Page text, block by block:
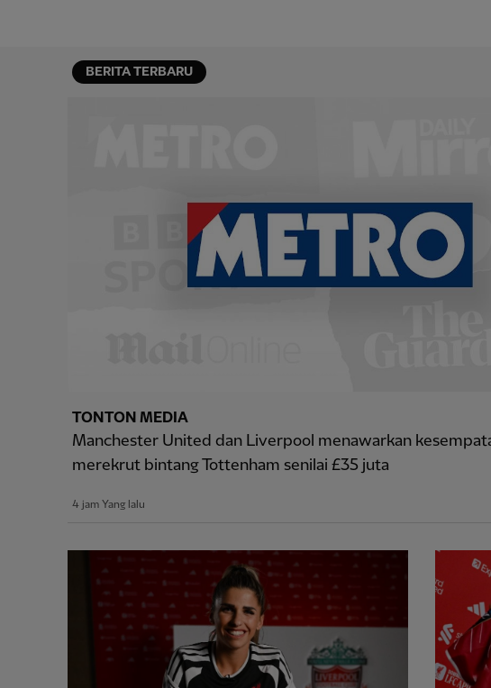
BERITA TERBARU
TONTON MEDIA
Manchester United dan Liverpool menawarkan
merekrut bintang Tottenham senilai £35 juta
4 jam Yang lalu